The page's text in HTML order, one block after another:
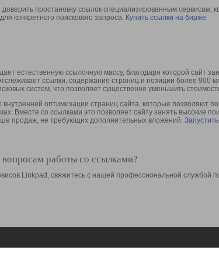
простановку ссылок специализированным
конкретного поискового запроса. Купить ссылки на бирже
естественную ссылочную массу, благодаря которой сайт
ссылки, содержание страниц и позиции более
систем, что позволяет существенно уменьшить
оптимизации страниц сайта, которые позволяют
Вместе со ссылками это позволяет сайту занять высокие
продаж, не требующих дополнительных вложений.
работы со ссылками?
Linkpad, свяжитесь с нашей профессиональной